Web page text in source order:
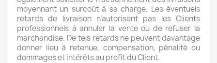
moyennant un surcoût à sa charge. Les éventuels
retards de livraison n’autorisent pas les Clients
professionnels à annuler la vente ou de refuser la
marchandise. De tels retards ne peuvent davantage
donner lieu à retenue, compensation, pénalité ou
dommages et intérêts au profit du Client.